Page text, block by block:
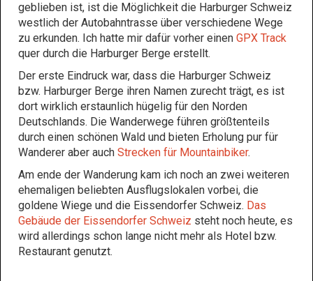
geblieben ist, ist die Möglichkeit die Harburger Schweiz
westlich der Autobahntrasse über verschiedene Wege
zu erkunden. Ich hatte mir dafür vorher einen GPX Track
quer durch die Harburger Berge erstellt.
Der erste Eindruck war, dass die Harburger Schweiz
bzw. Harburger Berge ihren Namen zurecht trägt, es ist
dort wirklich erstaunlich hügelig für den Norden
Deutschlands. Die Wanderwege führen größtenteils
durch einen schönen Wald und bieten Erholung pur für
Wanderer aber auch Strecken für Mountainbiker.
Am ende der Wanderung kam ich noch an zwei weiteren
ehemaligen beliebten Ausflugslokalen vorbei, die
goldene Wiege und die Eissendorfer Schweiz. Das
Gebäude der Eissendorfer Schweiz steht noch heute, es
wird allerdings schon lange nicht mehr als Hotel bzw.
Restaurant genutzt.